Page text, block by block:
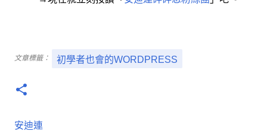
文章標籤： 初學者也會的WORDPRESS
安迪連